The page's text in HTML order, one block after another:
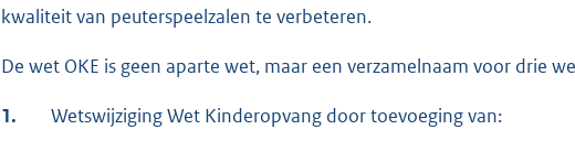
kwaliteit van peuterspeelzalen te verbeteren.
De wet OKE is geen aparte wet, maar een verzamelnaam voor drie
1. Wetswijziging Wet Kinderopvang door toevoeging van: